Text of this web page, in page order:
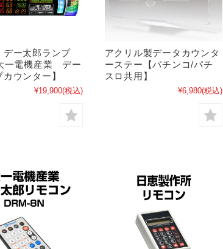
デー太郎ランプ
電機産業 デー
ウンター】
¥19,900(税込)
アクリル製データカウンタ
ーステー【パチンコ/パチ
スロ共用】
¥6,980(税込)